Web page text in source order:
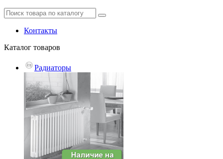
Контакты
Каталог товаров
Радиаторы